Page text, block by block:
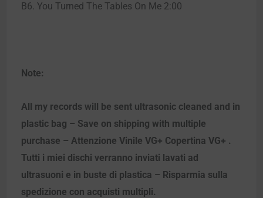
B6. You Turned The Tables On Me 2:00
Note:
All my records will be sent ultrasonic cleaned and in
plastic bag – Save on shipping with multiple
purchase – Attenzione Vinile VG+ Copertina VG+ .
Tutti i miei dischi verranno inviati lavati ad
ultrasuoni e in buste di plastica – Risparmia sulla
spedizione con acquisti multipli.